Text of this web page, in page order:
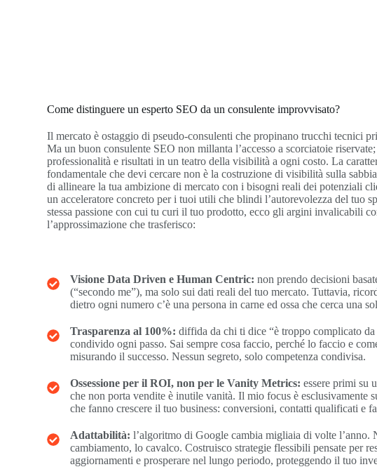
Come distinguere un esperto SEO da un consulente improvvisato?
Il mercato è ostaggio di pseudo-consulenti che propinano trucchi tecnici
Ma un buon consulente SEO non millanta l’accesso a scorciatoie
professionalità e risultati in un teatro della visibilità a ogni costo. La
fondamentale che devi cercare non è la costruzione di visibilità sulla
di allineare la tua ambizione di mercato con i bisogni reali dei potenziali
un acceleratore concreto per i tuoi utili che blindi l’autorevolezza del tuo
stessa passione con cui tu curi il tuo prodotto, ecco gli argini invalicabili
l’approssimazione che trasferisco:
Visione Data Driven e Human Centric: non prendo decisioni
(“secondo me”), ma solo sui dati reali del tuo mercato. Tuttavia,
dietro ogni numero c’è una persona in carne ed ossa che cerca una
Trasparenza al 100%: diffida da chi ti dice “è troppo complicato da
condivido ogni passo. Sai sempre cosa faccio, perché lo faccio e
misurando il successo. Nessun segreto, solo competenza condivisa.
Ossessione per il ROI, non per le Vanity Metrics: essere primi su
che non porta vendite è inutile vanità. Il mio focus è esclusivamente
che fanno crescere il tuo business: conversioni, contatti qualificati e
Adattabilità: l’algoritmo di Google cambia migliaia di volte l’anno.
cambiamento, lo cavalco. Costruisco strategie flessibili pensate per
aggiornamenti e prosperare nel lungo periodo, proteggendo il tuo